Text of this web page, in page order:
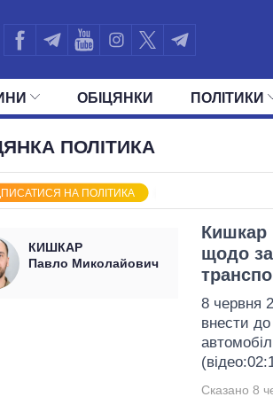
ОБIЦЯНКИ ПОЛIТИКИ
ПОЛІТИКА
НА ПОЛІТИКА
КИШКАР
Павло Миколайович
Кишкар
щодо
8 червня
внести
Сказано 8